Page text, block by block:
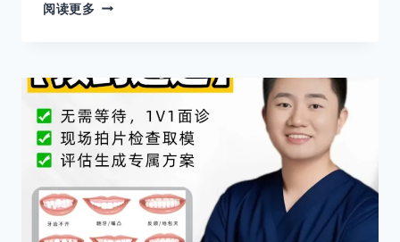
阅读更多